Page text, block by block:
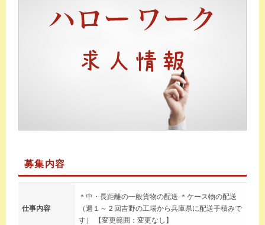
募集内容
仕事内容
＊中・長距離の一般貨物の配送 ＊ケース物の配送
（週１～２回吉野の工場から兵庫県に配送手積みで
す） 【変更範囲：変更なし】